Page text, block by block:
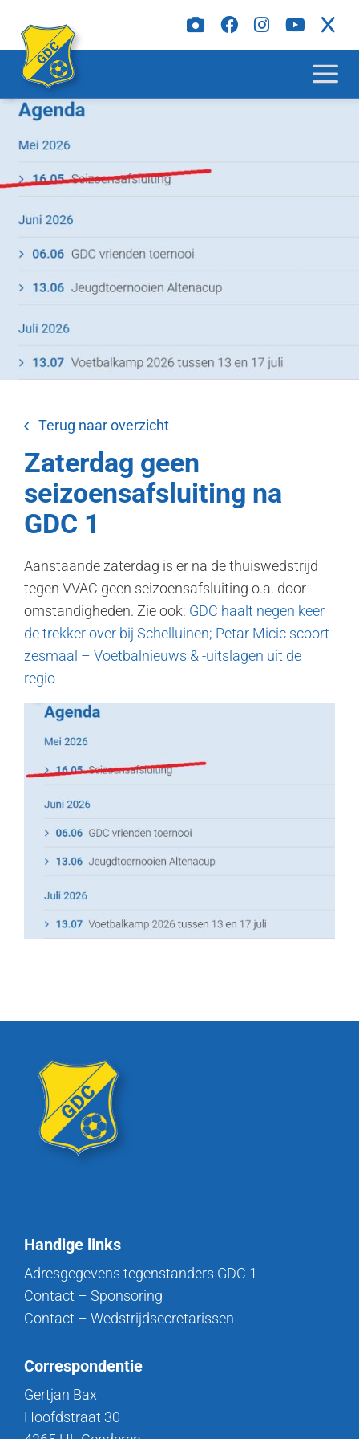
Terug naar overzicht
Zaterdag geen
seizoensafsluiting na
GDC 1
Aanstaande zaterdag is er na de thuiswedstrijd
tegen VVAC geen seizoensafsluiting o.a. door
omstandigheden. Zie ook: GDC haalt negen keer
de trekker over bij Schelluinen; Petar Micic scoort
zesmaal – Voetbalnieuws & -uitslagen uit de
regio
Handige links
Adresgegevens tegenstanders GDC 1
Contact – Sponsoring
Contact – Wedstrijdsecretarissen
Correspondentie
Gertjan Bax
Hoofdstraat 30